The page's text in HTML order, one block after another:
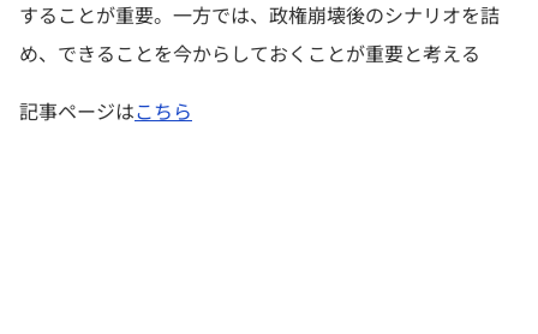
することが重要。一方では、政権崩壊後のシナリオを詰
め、できることを今からしておくことが重要と考える
記事ページはこちら